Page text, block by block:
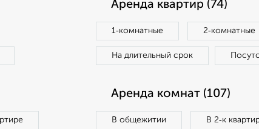
Аренда квартир (74)
1‑комнатные 2‑комнатные
На длительный срок
Аренда комнат (107)
В общежитии В 2‑к